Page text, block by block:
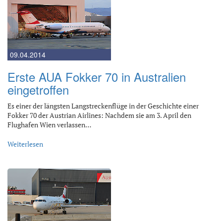
09.04.2014
Erste AUA Fokker 70 in Australien
eingetroffen
Es einer der längsten Langstreckenflüge in der Geschichte einer
Fokker 70 der Austrian Airlines: Nachdem sie am 3. April den
Flughafen Wien verlassen…
Weiterlesen